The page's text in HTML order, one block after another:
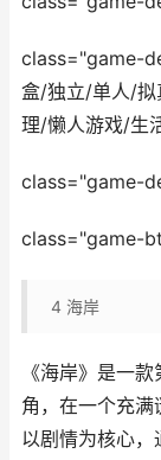
class="game-
盒/独立/单人/
理/懒人游戏/生
class="game-
class="game-
4 海岸
《海岸》是一
角，在一个充
以剧情为核心